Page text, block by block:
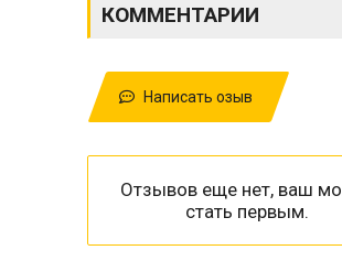
КОММЕНТАРИИ
Написать озыв
Отзывов еще нет, ваш
стать первым.